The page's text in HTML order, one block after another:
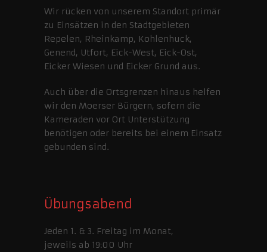
Wir rücken von unserem Standort primär
zu Einsätzen in den Stadtgebieten
Repelen, Rheinkamp, Kohlenhuck,
Genend, Utfort, Eick-West, Eick-Ost,
Eicker Wiesen und Eicker Grund aus.
Auch über die Ortsgrenzen hinaus helfen
wir den Moerser Bürgern, sofern die
Kameraden vor Ort Unterstützung
benötigen oder bereits bei einem Einsatz
gebunden sind.
Übungsabend
Jeden 1. & 3. Freitag im Monat,
jeweils ab 19:00 Uhr